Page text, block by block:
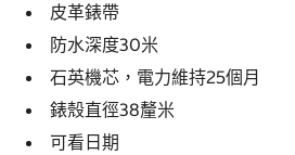
皮革錶帶
防水深度30米
石英機芯，電力維持25個月
錶殼直徑38釐米
可看日期